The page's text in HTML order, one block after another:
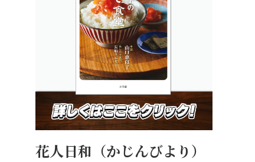
花人日和（かじんびより）